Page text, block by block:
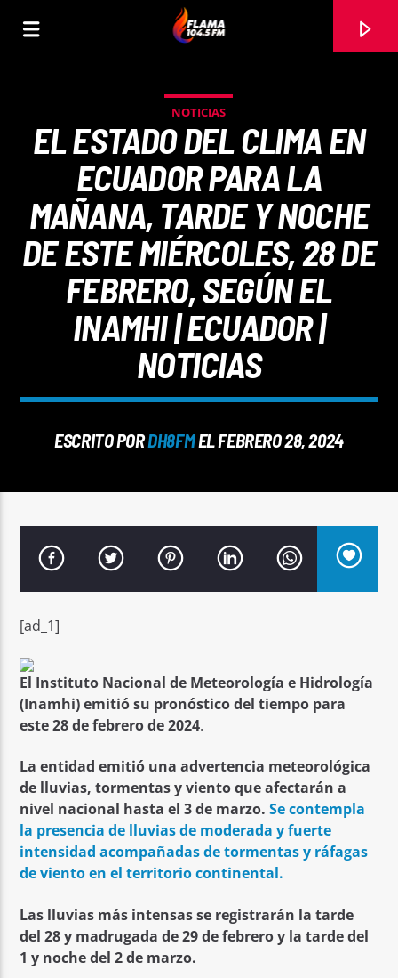
CANCIÓN ACTUAL
Señal FM
NOTICIAS
EL ESTADO DEL CLIMA EN
ECUADOR PARA LA
MAÑANA, TARDE Y NOCHE
DE ESTE MIÉRCOLES, 28 DE
FEBRERO, SEGÚN EL
INAMHI | ECUADOR |
NOTICIAS
ESCRITO PORDH8FMEL FEBRERO 28, 2024
[ad_1]
El Instituto Nacional de Meteorología e Hidrología
(Inamhi) emitió su pronóstico del tiempo para
este 28 de febrero de 2024.
La entidad emitió una advertencia meteorológica
de lluvias, tormentas y viento que afectarán a
nivel nacional hasta el 3 de marzo. Se contempla
la presencia de lluvias de moderada y fuerte
intensidad acompañadas de tormentas y ráfagas
de viento en el territorio continental.
Las lluvias más intensas se registrarán la tarde
del 28 y madrugada de 29 de febrero y la tarde del
1 y noche del 2 de marzo.